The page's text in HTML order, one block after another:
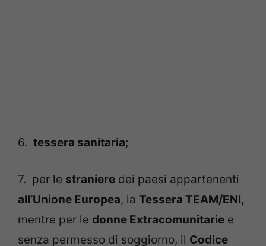
6. tessera sanitaria;
7. per le straniere dei paesi appartenenti
all’Unione Europea, la Tessera TEAM/ENI,
mentre per le donne Extracomunitarie e
senza permesso di soggiorno, il Codice